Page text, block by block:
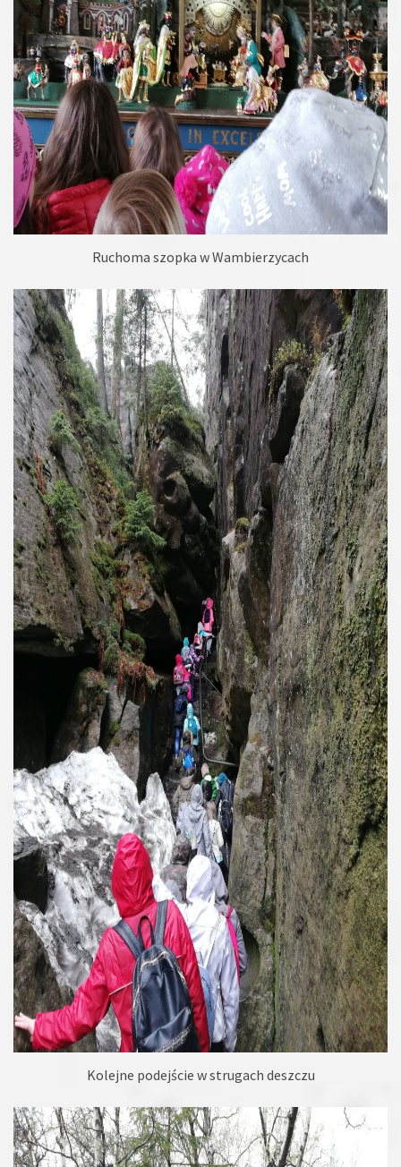
Ruchoma szopka w Wambierzycach
Kolejne podejście w strugach deszczu